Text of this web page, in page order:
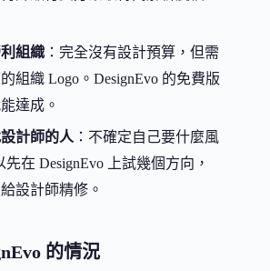
組織 ：完全沒有設計預算，但需
組織 Logo。DesignEvo 的免費版
達成。
計師的人 ：不確定自己要什麼風
在 DesignEvo 上試幾個方向，
設計師精修。
的情況